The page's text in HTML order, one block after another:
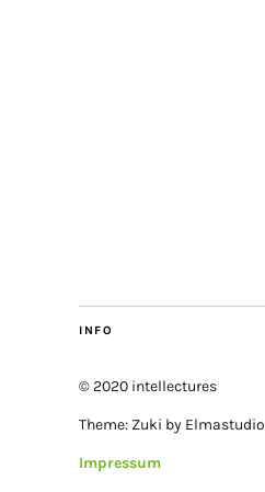
INFO
© 2020 intellectures
Theme: Zuki by Elmastudio
Impressum